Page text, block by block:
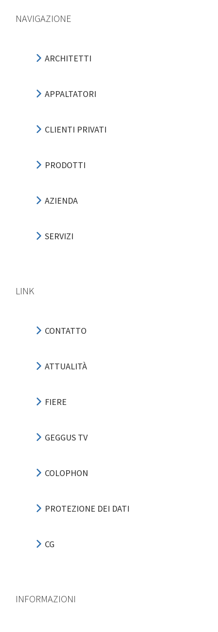
NAVIGAZIONE
ARCHITETTI
APPALTATORI
CLIENTI PRIVATI
PRODOTTI
AZIENDA
SERVIZI
LINK
CONTATTO
ATTUALITÀ
FIERE
GEGGUS TV
COLOPHON
PROTEZIONE DEI DATI
CG
INFORMAZIONI